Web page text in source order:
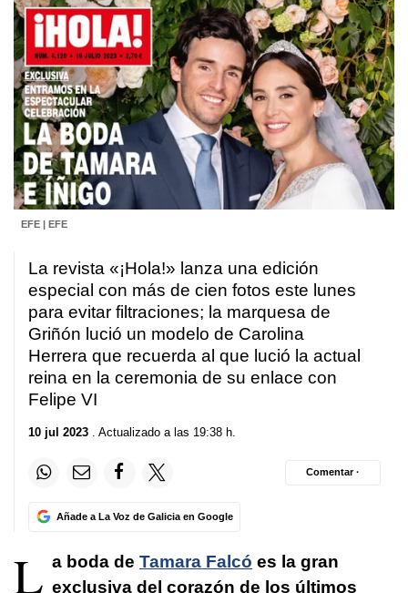
EFE | EFE
La revista «¡Hola!» lanza una edición
especial con más de cien fotos este lunes
para evitar filtraciones; la marquesa de
Griñón lució un modelo de Carolina
Herrera que recuerda al que lució la actual
reina en la ceremonia de su enlace con
Felipe VI
10 jul 2023 . Actualizado a las 19:38 h.
Añade a La Voz de Galicia en Google
Comentar ·
L a boda de Tamara Falcó es la gran
exclusiva del corazón de los últimos